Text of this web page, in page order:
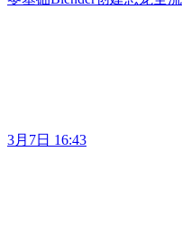
3月7日 16:43